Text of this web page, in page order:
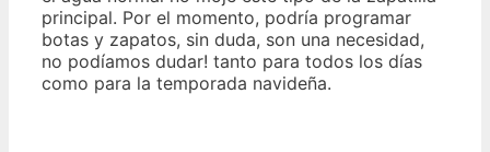
principal. Por el momento, podría programar
botas y zapatos, sin duda, son una necesidad,
no podíamos dudar! tanto para todos los días
como para la temporada navideña.